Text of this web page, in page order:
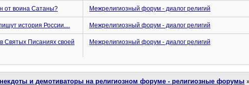
от воина Сатаны? Межрелигиозный форум - диалог религий
история России.... Межрелигиозный форум - диалог религий
Святых Писаниях своей
Межрелигиозный форум - диалог религий
и демотиваторы на религиозном форуме - религиозные форумы